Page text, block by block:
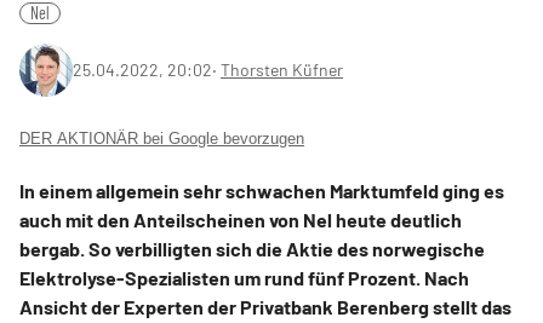
Nel
25.04.2022, 20:02‧ Thorsten Küfner
DER AKTIONÄR bei Google bevorzugen
In einem allgemein sehr schwachen Marktumfeld ging es
auch mit den Anteilscheinen von Nel heute deutlich
bergab. So verbilligten sich die Aktie des norwegische
Elektrolyse-Spezialisten um rund fünf Prozent. Nach
Ansicht der Experten der Privatbank Berenberg stellt das